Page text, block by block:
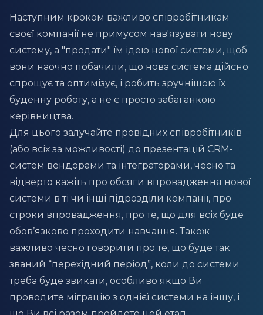
Наступним кроком важливо співробітникам
своєї компанії не примусом нав'язувати нову
систему, а "продати" їм ідею нової системи, щоб
вони наочно побачили, що нова система дійсно
спрощує та оптимізує, і робить зручнішою їх
буденну роботу, а не є просто забаганкою
керівництва.
Для цього залучайте провідних співробітників
(або всіх за можливості) до презентацій CRM-
систем вендорами та інтеграторами, чесно та
відверто кажіть про обсяги впровадження нової
системи в ті чи інші підрозділи компанії, про
строки впровадження, про те, що для всіх буде
обов’язково проходити навчання. Також
важливо чесно говорити про те, що буде так
званий “перехідний період”, коли до системи
треба буде звикати, особливо якщо Ви
проводите міграцію з однієї системи на іншу, і